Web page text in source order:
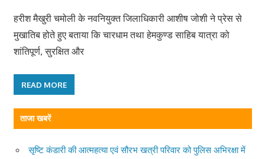
हरीश मैखुरी चमोली के नवनियुक्त जिलाधिकारी आशीष जोशी ने प्रेस से
मुखातिब होते हुए बताया कि चारधाम तथा हेमकुण्ड साहिब यात्रा को
शांतिपूर्ण, सुरक्षित और
READ MORE
ताजा खबरें
सृष्टि कंडारी की आत्महत्या एवं सौरभ खत्री परिवार को पुलिस अभिरक्षा में